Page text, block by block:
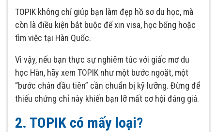
TOPIK không chỉ giúp bạn làm đẹp hồ sơ du học, mà
còn là điều kiện bắt buộc để xin visa, học bổng hoặc
tìm việc tại Hàn Quốc.
Vì vậy, nếu bạn thực sự nghiêm túc với giấc mơ du
học Hàn, hãy xem TOPIK như một bước ngoặt, một
“bước chân đầu tiên” cần chuẩn bị kỹ lưỡng. Đừng để
thiếu chứng chỉ này khiến bạn lỡ mất cơ hội đáng giá.
2. TOPIK có mấy loại?